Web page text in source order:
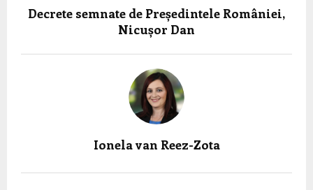
Decrete semnate de Președintele României,
Nicușor Dan
Ionela van Reez-Zota